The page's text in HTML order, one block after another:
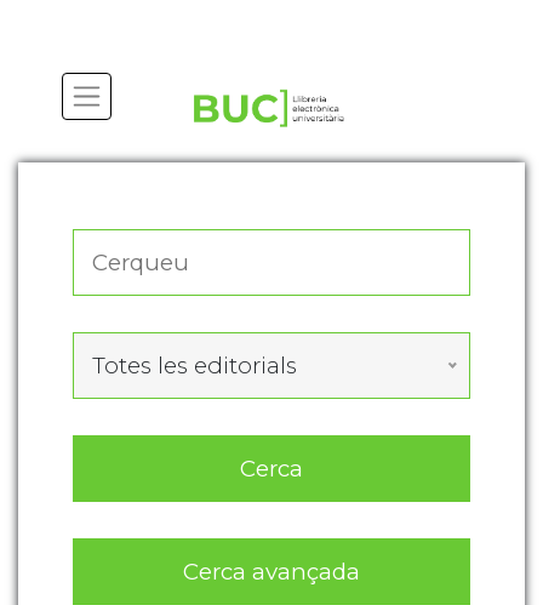
Totes les editorials
Cerca
Cerca avançada